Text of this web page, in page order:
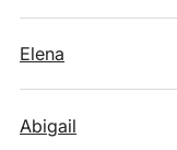
Elena
Abigail